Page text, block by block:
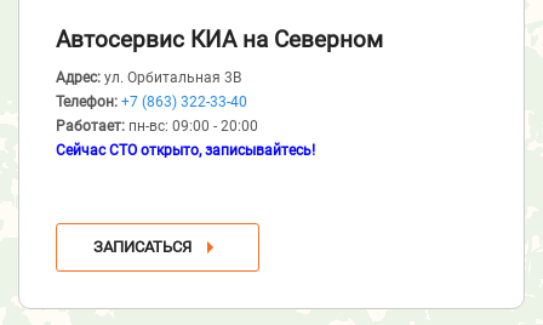
Автосервис КИА на Северном
Адрес: ул. Орбитальная 3В
Телефон: +7 (863) 322-33-40
Работает: пн-вс: 09:00 - 20:00
Сейчас СТО открыто, записывайтесь!
ЗАПИСАТЬСЯ